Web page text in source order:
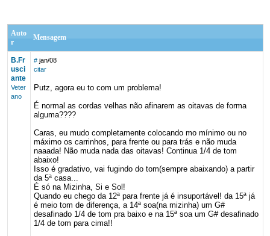
Auto
r
Mensagem
B.Fr
usci
ante
Veter
ano
# jan/08
citar
Putz, agora eu to com um problema!
É normal as cordas velhas não afinarem as oitavas de forma
alguma????
Caras, eu mudo completamente colocando mo mínimo ou no
máximo os carrinhos, para frente ou para trás e não muda
naaada! Não muda nada das oitavas! Continua 1/4 de tom
abaixo!
Isso é gradativo, vai fugindo do tom(sempre abaixando) a partir
da 5ª casa...
É só na Mizinha, Si e Sol!
Quando eu chego da 12ª para frente já é insuportável! da 15ª já
é meio tom de diferença, a 14ª soa(na mizinha) um G#
desafinado 1/4 de tom pra baixo e na 15ª soa um G# desafinado
1/4 de tom para cima!!